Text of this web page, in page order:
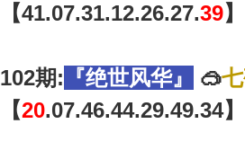
【41.07.31.12.26.27.39】
102期: 『绝世风华』 🥽
【20.07.46.44.29.49.34】